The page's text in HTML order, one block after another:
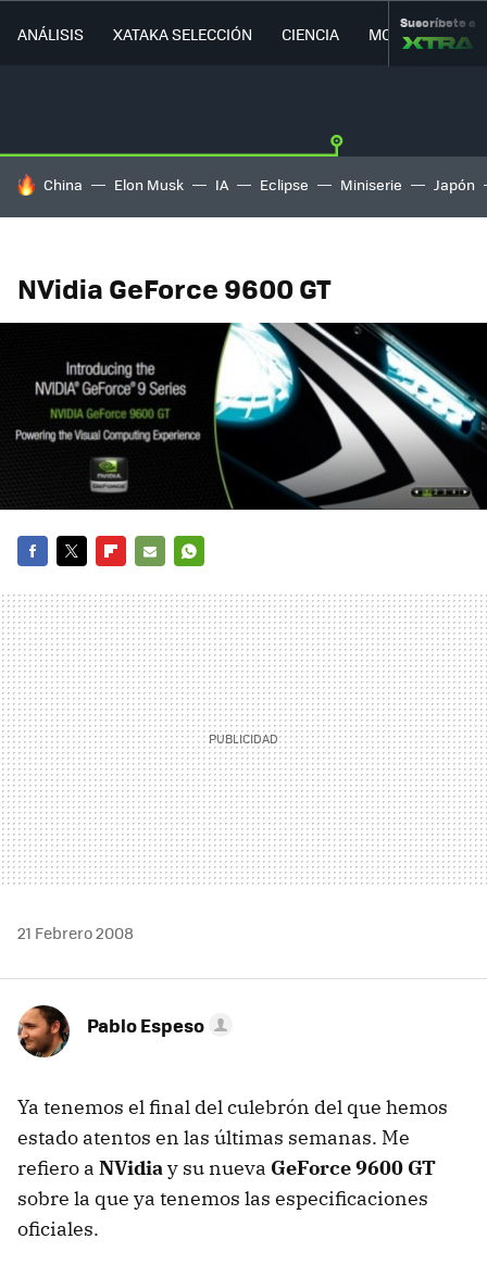
ANÁLISIS XATAKA SELECCIÓN CIENCIA MOVILIDAD
Suscríbete a
HOY SE HABLA DE
China Elon Musk IA Eclipse Miniserie Japón
NVidia GeForce 9600 GT
MAIL
21 Febrero 2008
Pablo Espeso
Ya tenemos el final del culebrón del que hemos
estado atentos en las últimas semanas. Me
refiero a NVidiay su nueva GeForce 9600 GT
sobre la que ya tenemos las especificaciones
oficiales.